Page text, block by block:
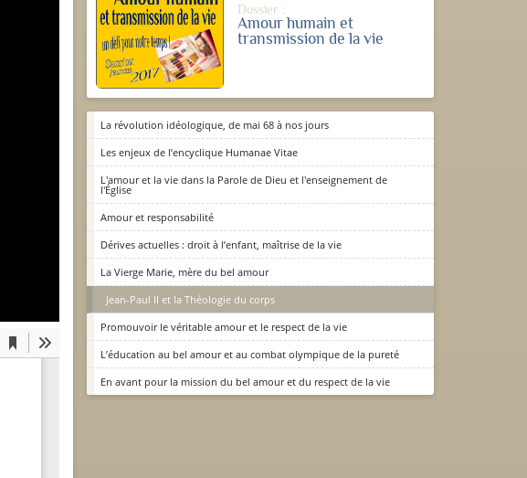
Dossier :
Amour humain et
transmission de la vie
La révolution idéologique, de mai 68 à nos jours
Les enjeux de l’encyclique Humanae Vitae
L'amour et la vie dans la Parole de Dieu et l'enseignement de
l'Église
Amour et responsabilité
Dérives actuelles : droit à l’enfant, maîtrise de la vie
La Vierge Marie, mère du bel amour
Jean-Paul II et la Théologie du corps
Promouvoir le véritable amour et le respect de la vie
L’éducation au bel amour et au combat olympique de la pureté
En avant pour la mission du bel amour et du respect de la vie